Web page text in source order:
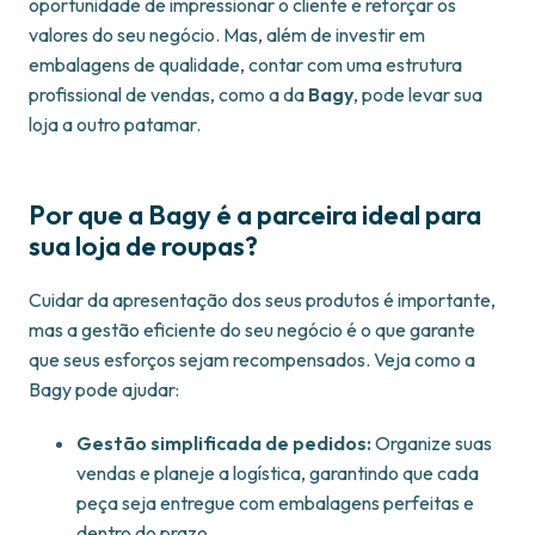
oportunidade de impressionar o cliente e reforçar os
valores do seu negócio. Mas, além de investir em
embalagens de qualidade, contar com uma estrutura
profissional de vendas, como a da Bagy, pode levar sua
loja a outro patamar.
Por que a Bagy é a parceira ideal para
sua loja de roupas?
Cuidar da apresentação dos seus produtos é importante,
mas a gestão eficiente do seu negócio é o que garante
que seus esforços sejam recompensados. Veja como a
Bagy pode ajudar:
Gestão simplificada de pedidos: Organize suas
vendas e planeje a logística, garantindo que cada
peça seja entregue com embalagens perfeitas e